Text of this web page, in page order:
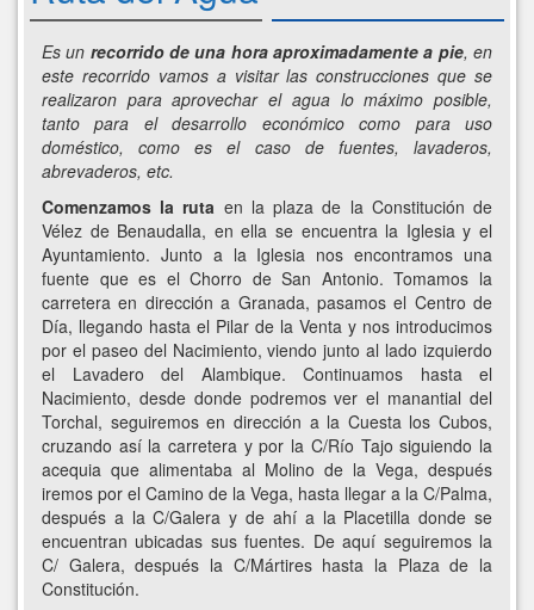
Es un recorrido de una hora aproximadamente a pie, en
este recorrido vamos a visitar las construcciones que se
realizaron para aprovechar el agua lo máximo posible,
tanto para el desarrollo económico como para uso
doméstico, como es el caso de fuentes, lavaderos,
abrevaderos, etc.
Comenzamos la ruta en la plaza de la Constitución de
Vélez de Benaudalla, en ella se encuentra la Iglesia y el
Ayuntamiento. Junto a la Iglesia nos encontramos una
fuente que es el Chorro de San Antonio. Tomamos la
carretera en dirección a Granada, pasamos el Centro de
Día, llegando hasta el Pilar de la Venta y nos introducimos
por el paseo del Nacimiento, viendo junto al lado izquierdo
el Lavadero del Alambique. Continuamos hasta el
Nacimiento, desde donde podremos ver el manantial del
Torchal, seguiremos en dirección a la Cuesta los Cubos,
cruzando así la carretera y por la C/Río Tajo siguiendo la
acequia que alimentaba al Molino de la Vega, después
iremos por el Camino de la Vega, hasta llegar a la C/Palma,
después a la C/Galera y de ahí a la Placetilla donde se
encuentran ubicadas sus fuentes. De aquí seguiremos la
C/ Galera, después la C/Mártires hasta la Plaza de la
Constitución.